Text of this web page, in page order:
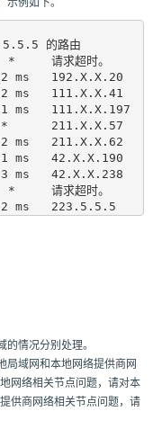
的路由
请求超时。
ms   192.X.X.20
ms   111.X.X.41
ms   111.X.X.197
211.X.X.57
ms   211.X.X.62
ms   42.X.X.190
ms   42.X.X.238
请求超时。
ms   223.5.5.5
情况分别处理。
局域网和本地网络提供商网
网络相关节点问题，请对本
供商网络相关节点问题，请